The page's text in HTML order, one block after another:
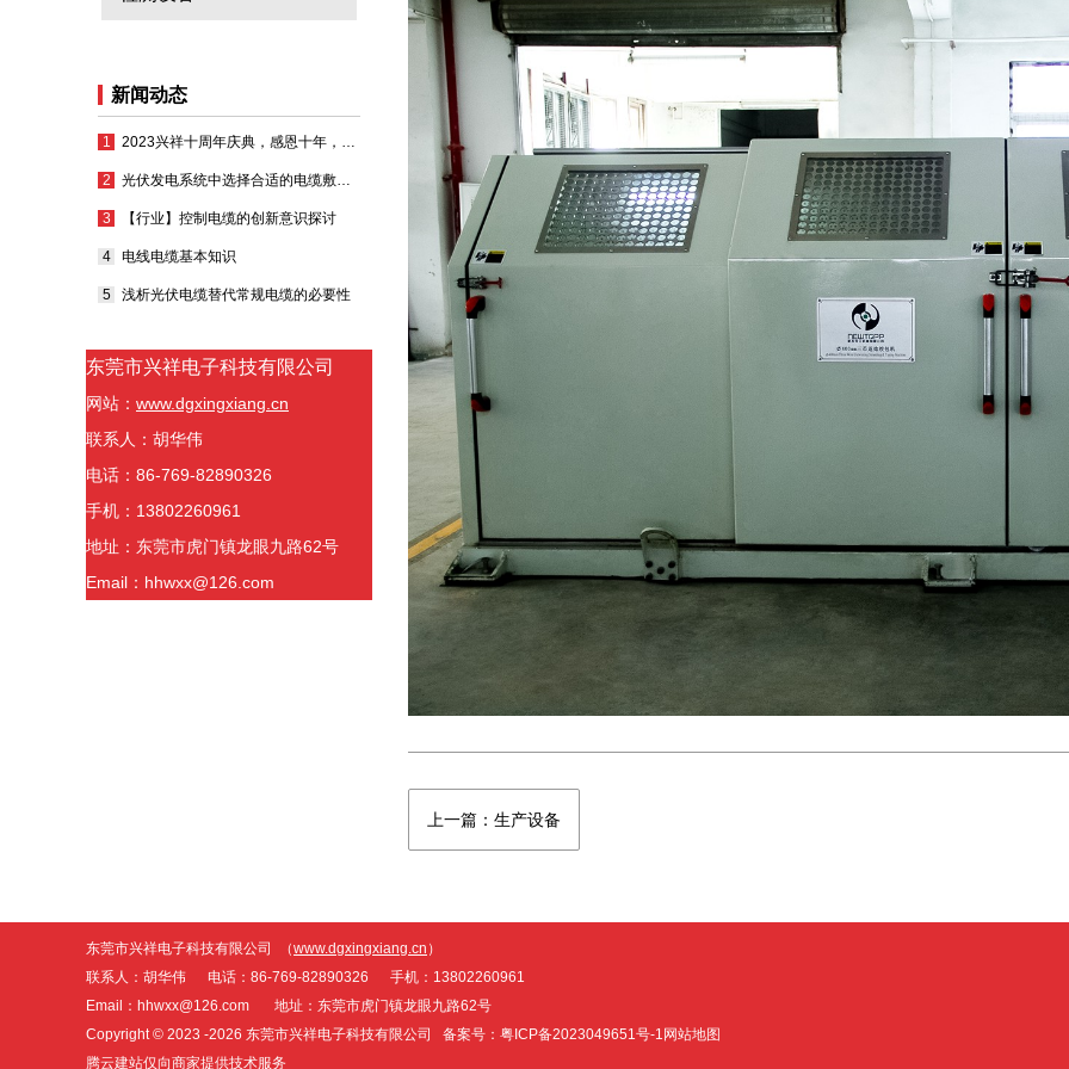
新闻动态
2023兴祥十周年庆典，感恩十年，凝心聚力再出发
光伏发电系统中选择合适的电缆敷设方式
【行业】控制电缆的创新意识探讨
电线电缆基本知识
浅析光伏电缆替代常规电缆的必要性
东莞市兴祥电子科技有限公司
网站： www.dgxingxiang.cn
联系人：胡华伟
电话：86-769-82890326
手机：13802260961
地址：东莞市虎门镇龙眼九路62号
Email：hhwxx@126.com
上一篇：生产设备
东莞市兴祥电子科技有限公司 （www.dgxingxiang.cn ）
联系人：胡华伟 电话：86-769-82890326 手机：13802260961
Email：hhwxx@126.com 地址：东莞市虎门镇龙眼九路62号
Copyright © 2023 -2026 东莞市兴祥电子科技有限公司 备案号： 粤ICP备2023049651号-1 网站地图
腾云建站仅向商家提供技术服务